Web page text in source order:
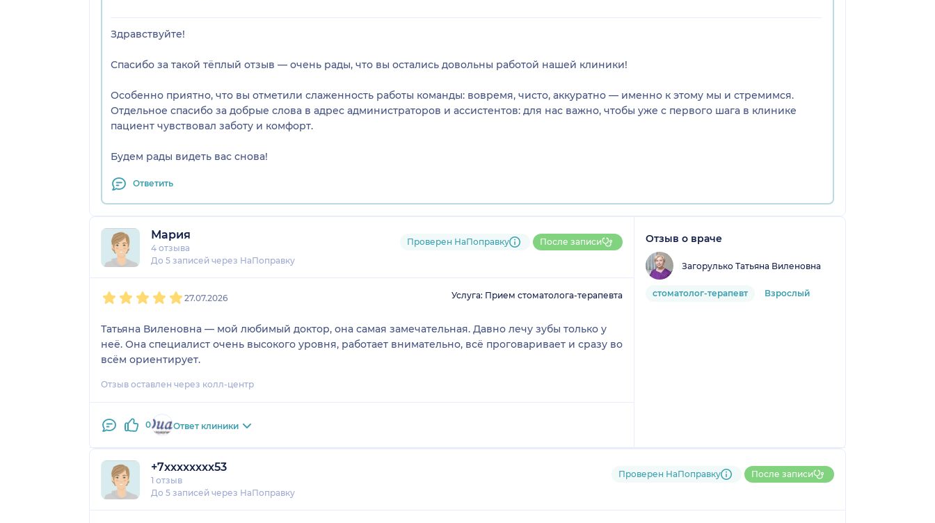
Здравствуйте!
Спасибо за такой тёплый отзыв — очень рады, что вы остались довольны работой нашей клиники!
Особенно приятно, что вы отметили слаженность работы команды: вовремя, чисто, аккуратно — именно к этому мы и стремимся.
Отдельное спасибо за добрые слова в адрес администраторов и ассистентов: для нас важно, чтобы уже с первого шага в клинике
пациент чувствовал заботу и комфорт.
Будем рады видеть вас снова!
Ответить
Мария
4 отзыва
До 5 записей через НаПоправку
Проверен НаПоправку После записи
27.07.2026 Услуга: Прием стоматолога-терапевта
Татьяна Виленовна — мой любимый доктор, она самая замечательная. Давно лечу зубы только у
неё. Она специалист очень высокого уровня, работает внимательно, всё проговаривает и сразу во
всём ориентирует.
Отзыв оставлен через колл-центр
0 Ответ клиники
Отзыв о враче
Загорулько Татьяна Виленовна
стоматолог-терапевт Взрослый
+7xxxxxxxx53
1 отзыв
До 5 записей через НаПоправку
Проверен НаПоправку После записи